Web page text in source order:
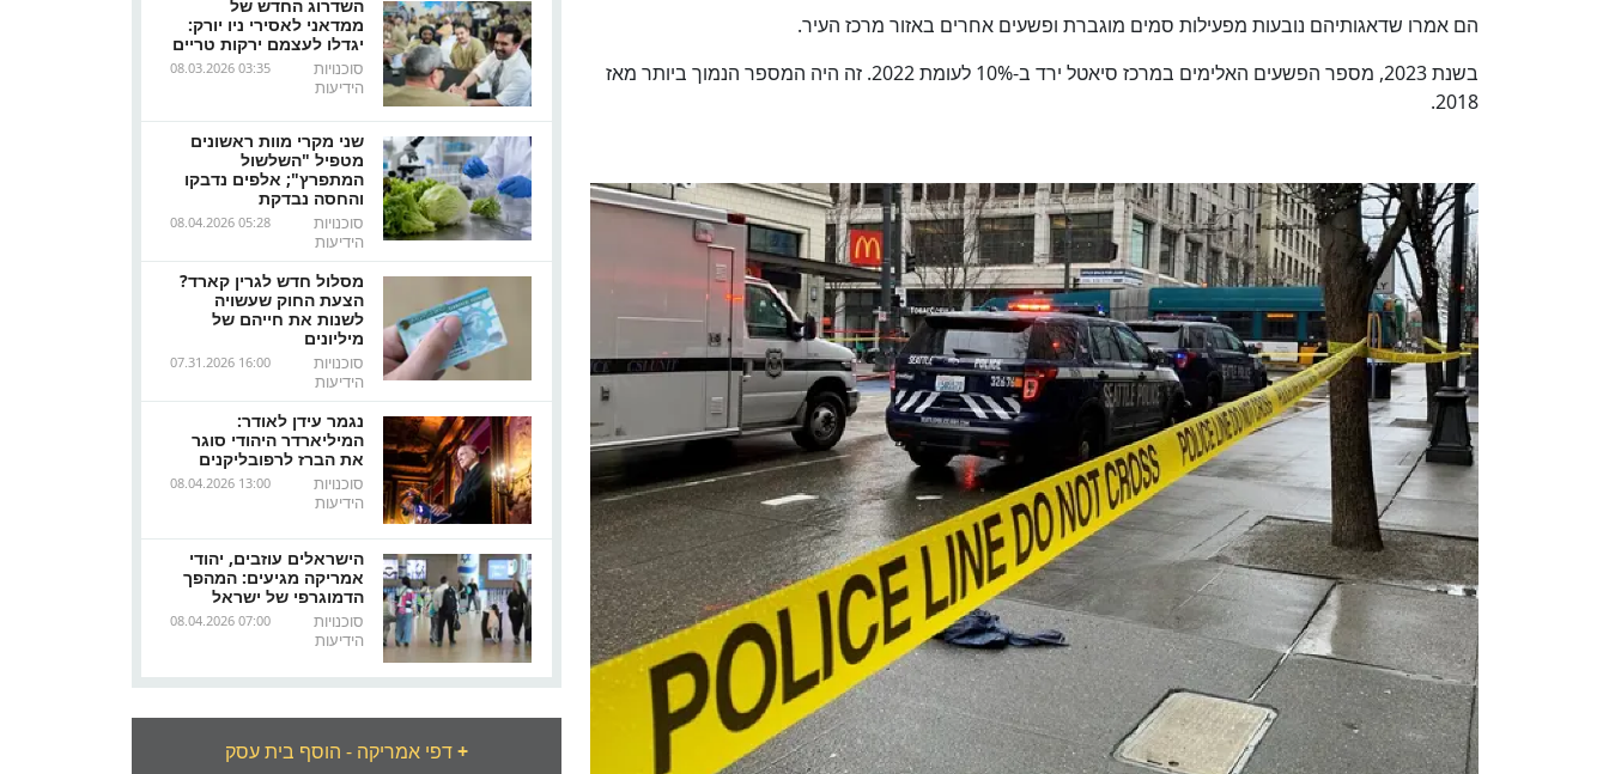
השדרוג החדש של
ממדאני לאסירי ניו יורק:
יגדלו לעצמם ירקות טריים
08.03.2026 03:35
סוכנויות
הידיעות
שני מקרי מוות ראשונים
מטפיל "השלשול
המתפרץ"; אלפים נדבקו
והחסה נבדקת
08.04.2026 05:28
סוכנויות
הידיעות
מסלול חדש לגרין קארד?
הצעת החוק שעשויה
לשנות את חייהם של
מיליונים
07.31.2026 16:00
סוכנויות
הידיעות
נגמר עידן לאודר:
המיליארדר היהודי סוגר
את הברז לרפובליקנים
08.04.2026 13:00
סוכנויות
הידיעות
הישראלים עוזבים, יהודי
אמריקה מגיעים: המהפך
הדמוגרפי של ישראל
08.04.2026 07:00
סוכנויות
הידיעות
דפי אמריקה - הוסף בית עסק+
הם אמרו שדאגותיהם נובעות מפעילות סמים מוגברת ופשעים אחרים באזור מרכז העיר.
בשנת 2023, מספר הפשעים האלימים במרכז סיאטל ירד ב-10% לעומת 2022. זה היה המספר הנמוך ביותר מאז
2018.